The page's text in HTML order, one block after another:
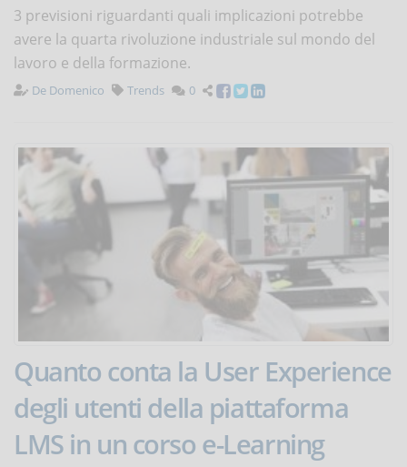
3 previsioni riguardanti quali implicazioni potrebbe
avere la quarta rivoluzione industriale sul mondo del
lavoro e della formazione.
De Domenico Trends 0
Quanto conta la User Experience
degli utenti della piattaforma
LMS in un corso e-Learning